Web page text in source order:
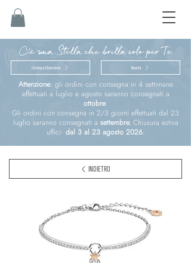
C'è una Stella che brilla solo per Te
Cresima e Comunione Nascita
Attenzione: gli ordini con consegna in 4 settimane
effettuati a luglio e agosto saranno consegnati a
ottobre.
Gli ordini con consegna in 2/3 giorni effettuati dal 23
luglio saranno consegnati a settembre.Chiusura estiva
uffici: dal 3 al 23 agosto 2026.
INDIETRO